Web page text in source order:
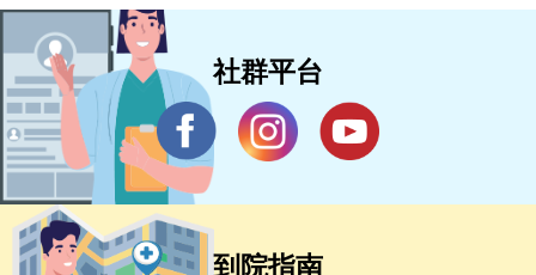
社群平台
到院指南